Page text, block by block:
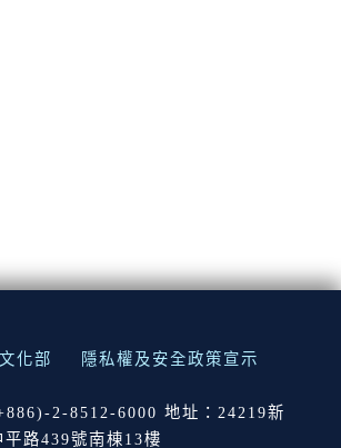
文化部
隱私權及安全政策宣示
2-8512-6000 地址：24219新
平路439號南棟13樓